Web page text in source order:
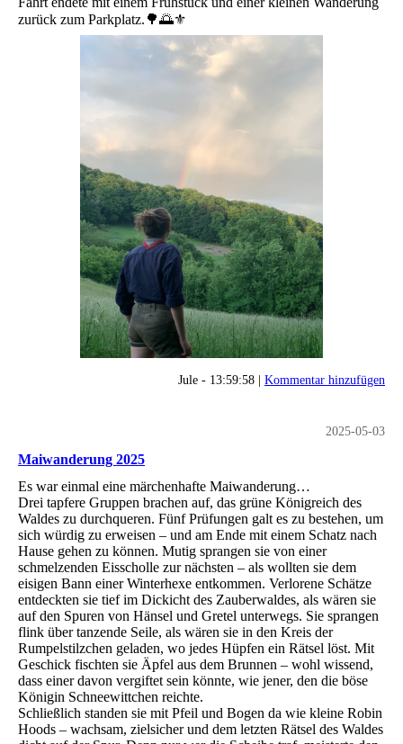
zurück zum Parkplatz.🌳🌅⚜️
Jule - 13:59:58 | Kommentar hinzufügen
2025-05-03
Maiwanderung 2025
Es war einmal eine märchenhafte Maiwanderung…
Drei tapfere Gruppen brachen auf, das grüne Königreich des
Waldes zu durchqueren. Fünf Prüfungen galt es zu bestehen, um
sich würdig zu erweisen – und am Ende mit einem Schatz nach
Hause gehen zu können. Mutig sprangen sie von einer
schmelzenden Eisscholle zur nächsten – als wollten sie dem
eisigen Bann einer Winterhexe entkommen. Verlorene Schätze
entdeckten sie tief im Dickicht des Zauberwaldes, als wären sie
auf den Spuren von Hänsel und Gretel unterwegs. Sie sprangen
flink über tanzende Seile, als wären sie in den Kreis der
Rumpelstilzchen geladen, wo jedes Hüpfen ein Rätsel löst. Mit
Geschick fischten sie Äpfel aus dem Brunnen – wohl wissend,
dass einer davon vergiftet sein könnte, wie jener, den die böse
Königin Schneewittchen reichte.
Schließlich standen sie mit Pfeil und Bogen da wie kleine Robin
Hoods – wachsam, zielsicher und dem letzten Rätsel des Waldes